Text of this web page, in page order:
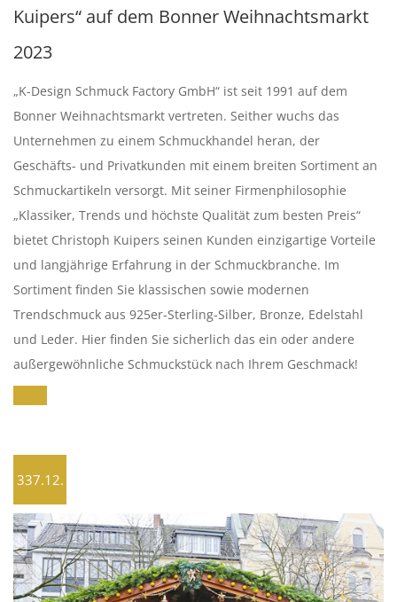
Kuipers“ auf dem Bonner Weihnachtsmarkt
2023
„K-Design Schmuck Factory GmbH“ ist seit 1991 auf dem
Bonner Weihnachtsmarkt vertreten. Seither wuchs das
Unternehmen zu einem Schmuckhandel heran, der
Geschäfts- und Privatkunden mit einem breiten Sortiment an
Schmuckartikeln versorgt. Mit seiner Firmenphilosophie
„Klassiker, Trends und höchste Qualität zum besten Preis“
bietet Christoph Kuipers seinen Kunden einzigartige Vorteile
und langjährige Erfahrung in der Schmuckbranche. Im
Sortiment finden Sie klassischen sowie modernen
Trendschmuck aus 925er-Sterling-Silber, Bronze, Edelstahl
und Leder. Hier finden Sie sicherlich das ein oder andere
außergewöhnliche Schmuckstück nach Ihrem Geschmack!
337.12.